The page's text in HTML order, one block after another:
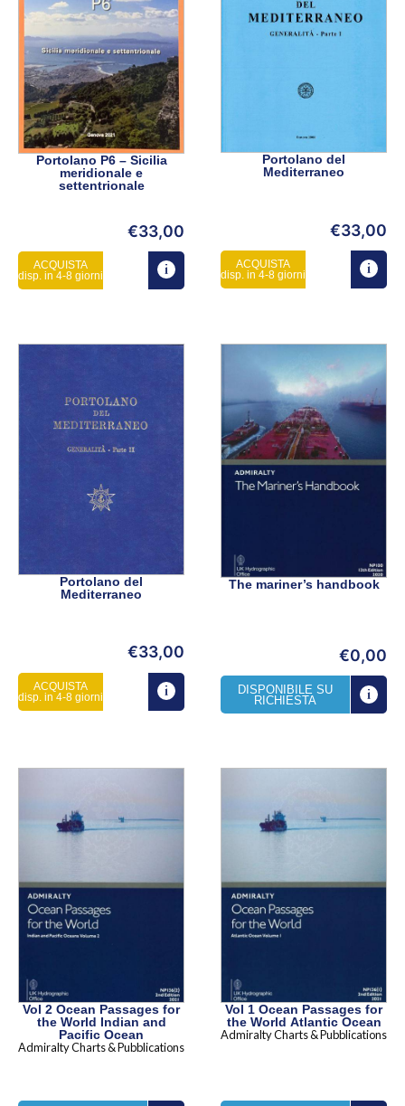
Portolano P6 – Sicilia
meridionale e
settentrionale
€33,00
ACQUISTA
disp. in 4-8 giorni
Portolano del
Mediterraneo
€33,00
ACQUISTA
disp. in 4-8 giorni
Portolano del
Mediterraneo
€33,00
ACQUISTA
disp. in 4-8 giorni
The mariner’s handbook
€0,00
DISPONIBILE SU
RICHIESTA
Vol 2 Ocean Passages for
the World Indian and
Pacific Ocean
Admiralty Charts & Pubblications
Vol 1 Ocean Passages for
the World Atlantic Ocean
Admiralty Charts & Pubblications